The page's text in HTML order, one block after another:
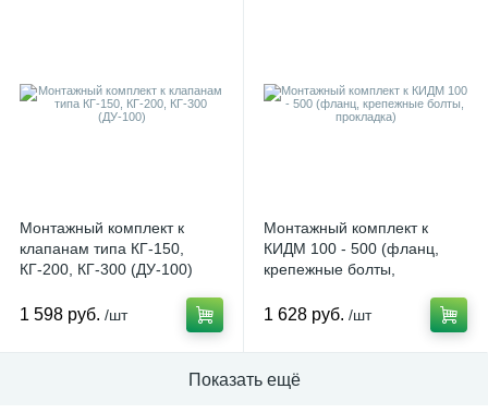
Монтажный комплект к
клапанам типа КГ-150,
КГ-200, КГ-300 (ДУ-100)
1 598 руб. /шт
Монтажный комплект к
КИДМ 100 - 500 (фланц,
крепежные болты,
1 628 руб. /шт
Показать ещё